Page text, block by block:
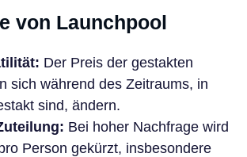
von Launchpool
Der Preis der gestakten
sich während des Zeitraums, in
sind, ändern.
Bei hoher Nachfrage wird
Person gekürzt, insbesondere